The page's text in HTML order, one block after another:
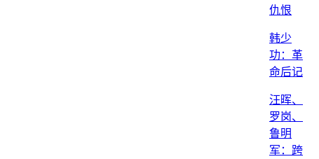
仇恨
韩少
功：革
命后记
汪晖、
罗岗、
鲁明
军：跨